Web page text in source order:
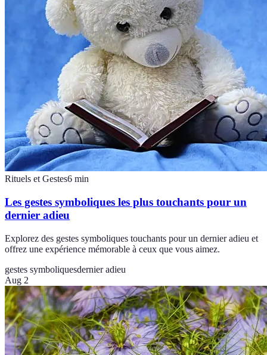
Rituels et Gestes6 min
Les gestes symboliques les plus touchants pour un
dernier adieu
Explorez des gestes symboliques touchants pour un dernier adieu et
offrez une expérience mémorable à ceux que vous aimez.
gestes symboliquesdernier adieu
Aug 2